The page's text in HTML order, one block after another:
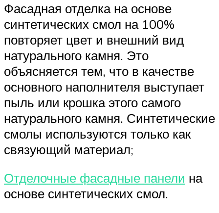
Фасадная отделка на основе
синтетических смол на 100%
повторяет цвет и внешний вид
натурального камня. Это
объясняется тем, что в качестве
основного наполнителя выступает
пыль или крошка этого самого
натурального камня. Синтетические
смолы используются только как
связующий материал;
Отделочные фасадные панели на
основе синтетических смол.